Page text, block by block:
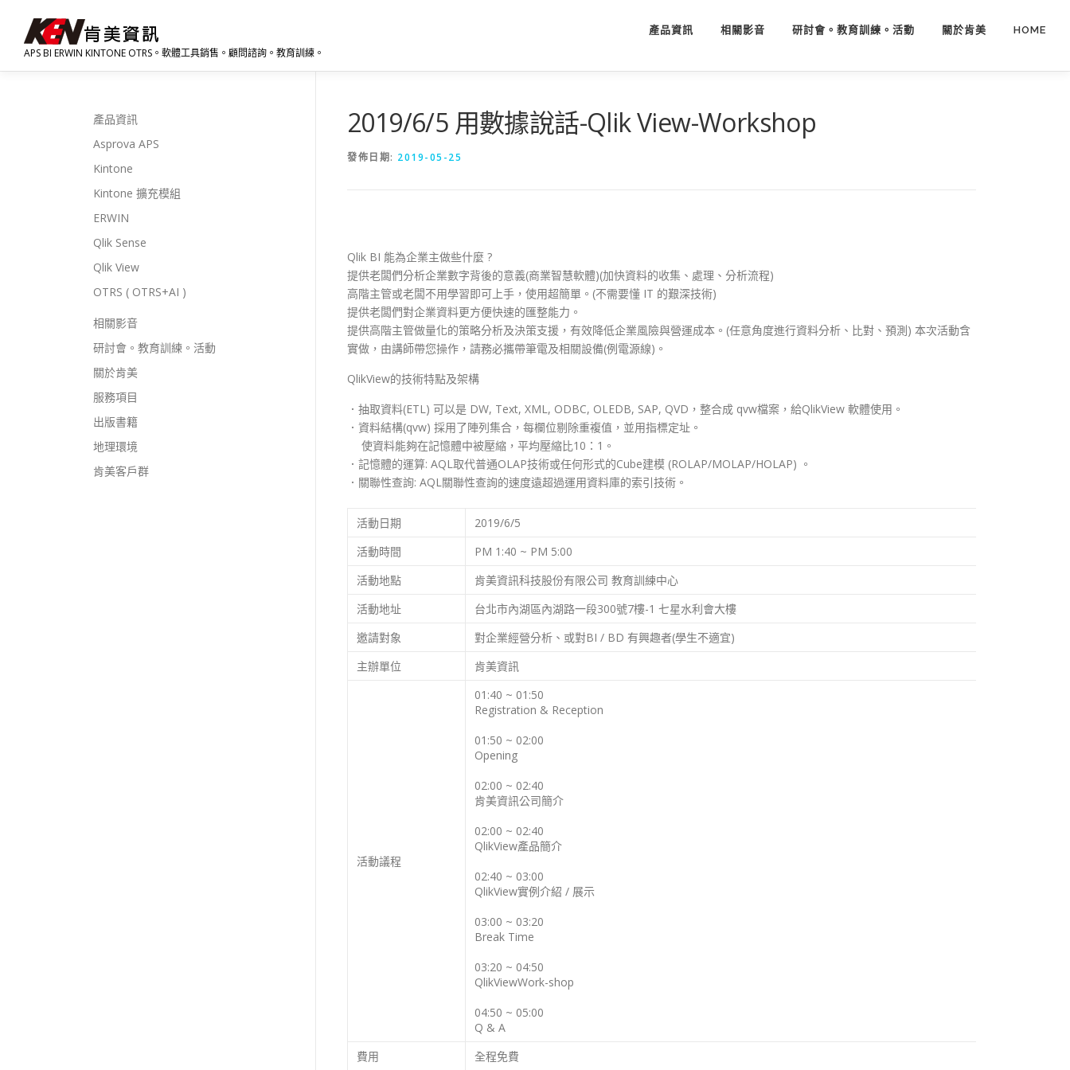
APS BI ERWIN KINTONE OTRS。軟體工具銷售。顧問諮詢。教育訓練。
產品資訊 相關影音 研討會。教育訓練。活動 關於肯美 HOME
2019/6/5 用數據說話-Qlik View-Workshop
發佈日期: 2019-05-25
Qlik BI 能為企業主做些什麼 ?
提供老闆們分析企業數字背後的意義(商業智慧軟體)(加快資料的收集、處理、分析流程)
高階主管或老闆不用學習即可上手，使用超簡單。(不需要懂 IT 的艱深技術)
提供老闆們對企業資料更方便快速的匯整能力。
提供高階主管做量化的策略分析及決策支援，有效降低企業風險與營運成本。(任意角度進行資料分析、比對、預測) 本次活動含
實做，由講師帶您操作，請務必攜帶筆電及相關設備(例電源線)。
QlikView的技術特點及架構
．抽取資料(ETL) 可以是 DW, Text, XML, ODBC, OLEDB, SAP, QVD，整合成 qvw檔案，給QlikView 軟體使用。
．資料結構(qvw) 採用了陣列集合，每欄位剔除重複值，並用指標定址。
使資料能夠在記憶體中被壓縮，平均壓縮比10：1。
．記憶體的運算: AQL取代普通OLAP技術或任何形式的Cube建模 (ROLAP/MOLAP/HOLAP) 。
．關聯性查詢: AQL關聯性查詢的速度遠超過運用資料庫的索引技術。
活動日期
2019/6/5
活動時間
PM 1:40 ~ PM 5:00
活動地點
肯美資訊科技股份有限公司 教育訓練中心
活動地址
台北市內湖區內湖路一段300號7樓-1 七星水利會大樓
邀請對象
對企業經營分析、或對BI / BD 有興趣者(學生不適宜)
主辦單位
肯美資訊
活動議程
01:40 ~ 01:50
Registration & Reception
01:50 ~ 02:00
Opening
02:00 ~ 02:40
肯美資訊公司簡介
02:00 ~ 02:40
QlikView產品簡介
02:40 ~ 03:00
QlikView實例介紹 / 展示
03:00 ~ 03:20
Break Time
03:20 ~ 04:50
QlikViewWork-shop
04:50 ~ 05:00
Q & A
費用
全程免費
產品資訊
Asprova APS
Kintone
Kintone 擴充模組
ERWIN
Qlik Sense
Qlik View
OTRS ( OTRS+AI )
相關影音
研討會。教育訓練。活動
關於肯美
服務項目
出版書籍
地理環境
肯美客戶群